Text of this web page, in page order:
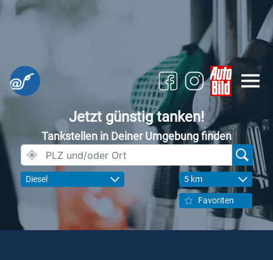
Jetzt günstig tanken!
Tankstellen in Deiner Umgebung finden
Diesel 5 km
Favoriten